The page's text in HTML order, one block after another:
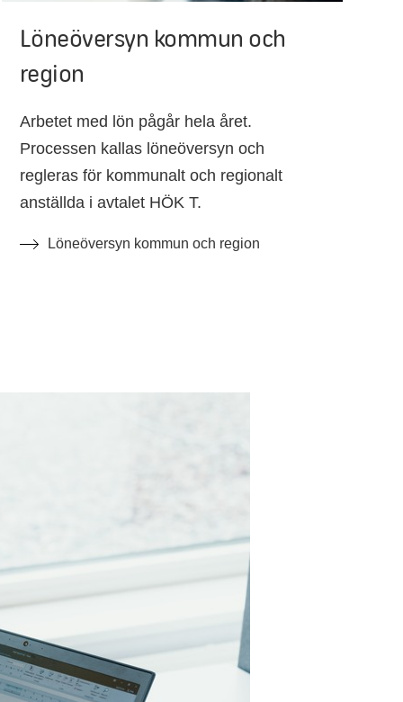
Löneöversyn kommun och
region
Arbetet med lön pågår hela året.
Processen kallas löneöversyn och
regleras för kommunalt och regionalt
anställda i avtalet HÖK T.
Löneöversyn kommun och region